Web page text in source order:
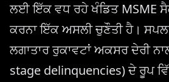
ਲਈ ਇੱਕ ਵਧ ਰਹੇ ਖੰਡਿਤ MSME
ਕਰਨਾ ਇੱਕ ਅਸਲੀ ਚੁਣੌਤੀ ਹੈ।
ਲਗਾਤਾਰ ਰੁਕਾਵਟਾਂ ਅਕਸਰ ਦੇਰੀ
stage delinquencies) ਦੇ ਰੂਪ